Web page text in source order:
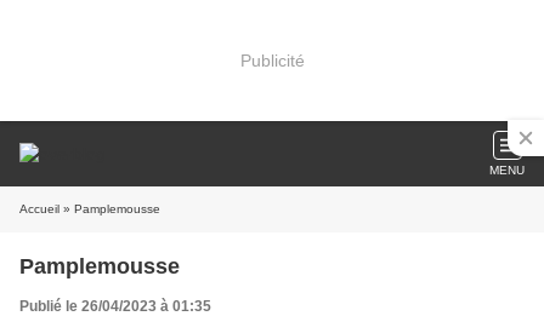
Publicité
MENU
Accueil » Pamplemousse
Pamplemousse
Publié le 26/04/2023 à 01:35